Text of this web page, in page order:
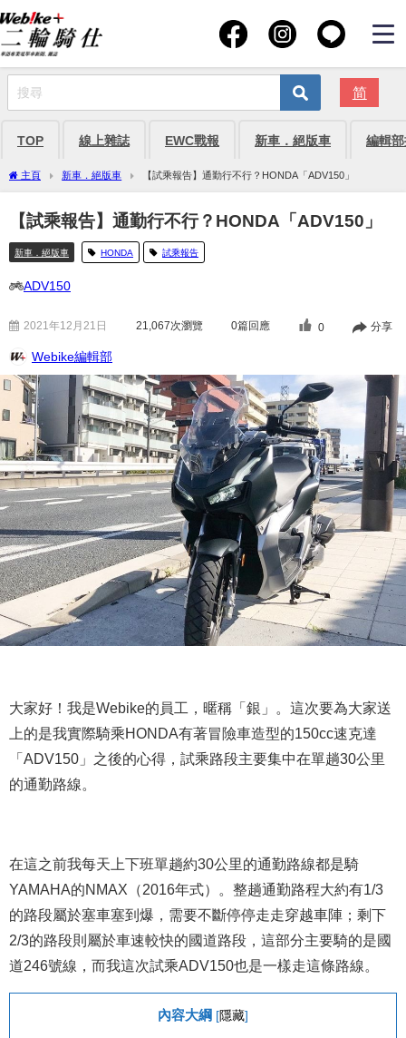
简
TOP 線上雜誌 EWC戰報 新車．絕版車 編輯
主頁 新車．絕版車 【試乘報告】通勤行不行？HONDA「ADV150」
【試乘報告】通勤行不行？HONDA「ADV150」
新車．絕版車 HONDA 試乘報告
ADV150
2021年12月21日 21,067次瀏覽 0篇回應 0 分享
Webike編輯部
大家好！我是Webike的員工，暱稱「銀」。這次要為大家送
上的是我實際騎乘HONDA有著冒險車造型的150cc速克達
「ADV150」之後的心得，試乘路段主要集中在單趟30公里
的通勤路線。
在這之前我每天上下班單趟約30公里的通勤路線都是騎
YAMAHA的NMAX（2016年式）。整趟通勤路程大約有1/3
的路段屬於塞車塞到爆，需要不斷停停走走穿越車陣；剩下
2/3的路段則屬於車速較快的國道路段，這部分主要騎的是國
道246號線，而我這次試乘ADV150也是一樣走這條路線。
內容大綱 [隱藏]